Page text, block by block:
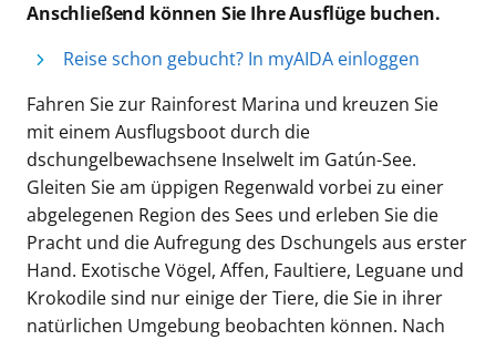
Anschließend können Sie Ihre Ausflüge buchen.
Reise schon gebucht? In myAIDA einloggen
Fahren Sie zur Rainforest Marina und kreuzen Sie
mit einem Ausflugsboot durch die
dschungelbewachsene Inselwelt im Gatún-See.
Gleiten Sie am üppigen Regenwald vorbei zu einer
abgelegenen Region des Sees und erleben Sie die
Pracht und die Aufregung des Dschungels aus erster
Hand. Exotische Vögel, Affen, Faultiere, Leguane und
Krokodile sind nur einige der Tiere, die Sie in ihrer
natürlichen Umgebung beobachten können. Nach